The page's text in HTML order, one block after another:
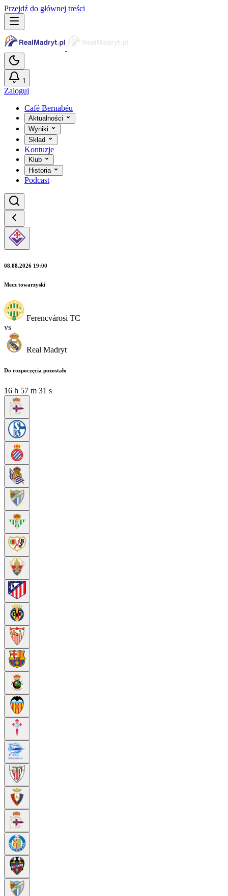
Przejdź do głównej treści
1
Zaloguj
Café Bernabéu
Aktualności
Wyniki
Skład
Kontuzje
Klub
Historia
Podcast
08.08.2026 19:00
Mecz towarzyski
Ferencvárosi TC
vs
Real Madryt
Do rozpoczęcia pozostało
16 h 57 m 31 s